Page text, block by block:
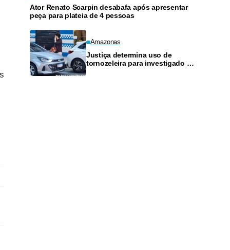
Ator Renato Scarpin desabafa após apresentar
peça para plateia de 4 pessoas
Amazonas
Justiça determina uso de
tornozeleira para investigado por